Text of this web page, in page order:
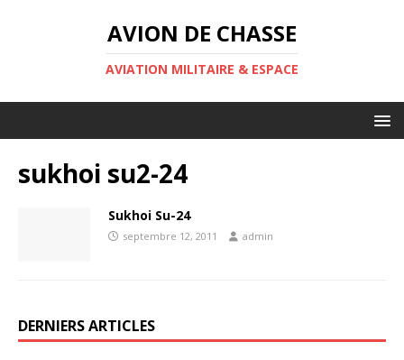
AVION DE CHASSE
AVIATION MILITAIRE & ESPACE
sukhoi su2-24
Sukhoi Su-24
septembre 12, 2011 admin
DERNIERS ARTICLES